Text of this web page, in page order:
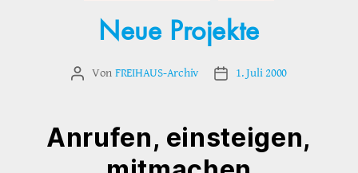
Neue Projekte
Beitragsautor
Von FREIHAUS-Archiv Veröffentlichungsdatum
1. Juli 2000
Anrufen, einsteigen,